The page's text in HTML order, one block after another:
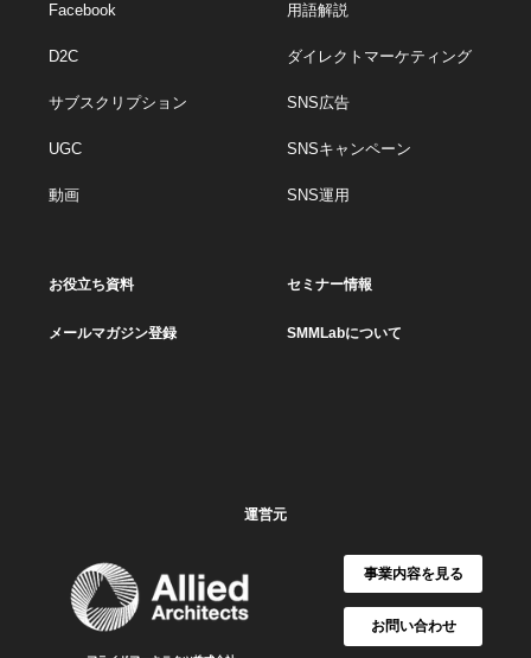
Facebook
D2C
サブスクリプション
UGC
動画
用語解説
ダイレクトマーケティング
SNS広告
SNSキャンペーン
SNS運用
お役立ち資料 セミナー情報
メールマガジン登録 SMMLabについて
運営元
事業内容を見る
お問い合わせ